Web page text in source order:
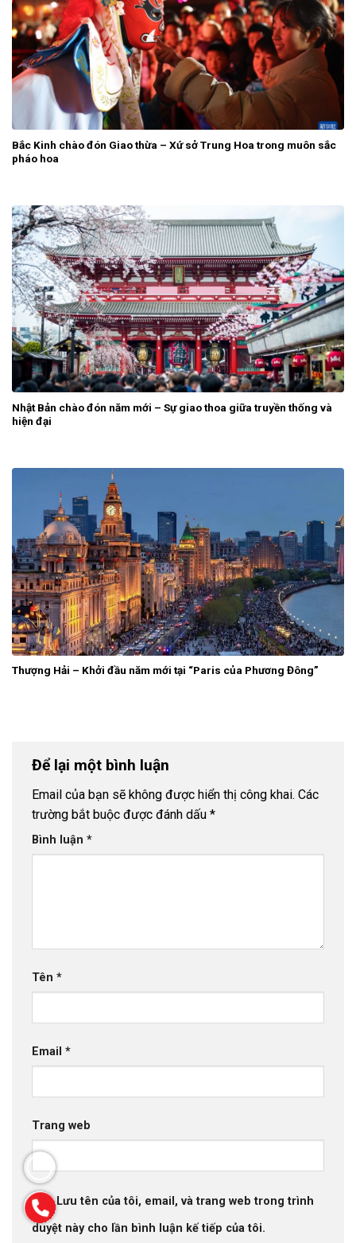
Bắc Kinh chào đón Giao thừa – Xứ sở Trung Hoa trong muôn sắc
pháo hoa
Nhật Bản chào đón năm mới – Sự giao thoa giữa truyền thống và
hiện đại
Thượng Hải – Khởi đầu năm mới tại “Paris của Phương Đông”
Để lại một bình luận
Email của bạn sẽ không được hiển thị công khai. Các
trường bắt buộc được đánh dấu *
Bình luận *
Tên *
Email *
Trang web
Lưu tên của tôi, email, và trang web trong trình
duyệt này cho lần bình luận kế tiếp của tôi.